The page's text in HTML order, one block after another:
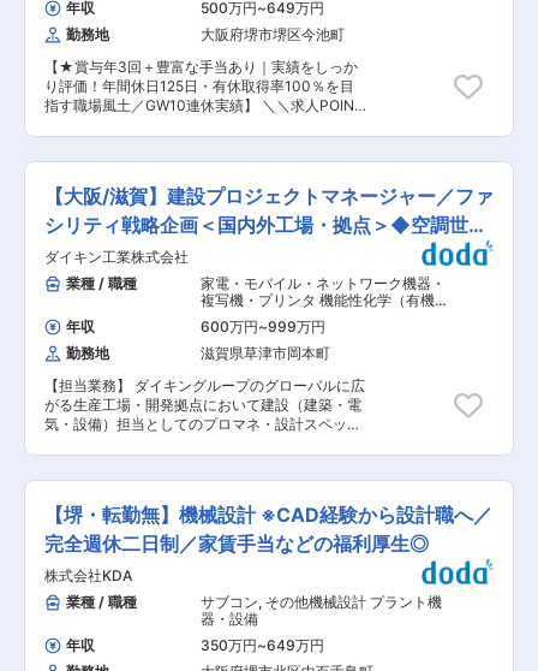
ジュールも基本は自己管理のため自分のペースで
働くことができます。 ■業界最高水準の給与体
制： 実績に応じてインセンティブ有り。 当ポジ
ションの平均年収870万！！ （1000万以上が
26%、800万以上が38%） ※昨年度実績 ■キャリ
アについて： 当ポジションでのキャリアの他、
げて、グループ会社へ異動や転籍の希望を出し、
新しい業務にチャレンジできる制度があり、 1社
囲：会社の定める業務
福祉用具の知識などを習得していただきます。 こ
れまでの営業経験や対人スキルを活かしながら、
福祉用具専門相談員としての専門性を身につけな
がら成長できる環境です。 ■募集背景： 利用者
の増加に伴い、今後も安定したサービス提供体制
を維持・強化していくため、新たに営業スタッフ
を募集します。 ■組織構成： ・営業部 現在は営
す。 部署間の連携も取りやすく、相談しやすい雰
囲気の職場です。 ■魅力： ・地域の高齢者の生
活を支える社会貢献性の高い仕事です。 ・利用者
やご家族から直接感謝の言葉をいただける仕事で
す。 ・頑張りが給与や評価に反映されます。 ・
長期的に安定した需要のある介護業界で活躍でき
を」がミッションであり、質の高い福祉用具のレ
ンタル・販売及び住宅改修サービスを提供してい
ます。 ◎経験豊富な専門スタッフ 長年の経験を持
つ福祉用具専門相談員が、お客様一人ひとりの生
活状況やニーズに合わせた個別の提案を行いま
す。 ◎幅広いサービス範囲 介護保険適応商品から
改修サービスを一貫して提供し、お客様の様々な
要望にお応えします。 ◎地域社会への貢献 地域の
高品質なサービスを提供し、安心してご利用いた
だけるサポート体制を整えています。 変更の範
囲：会社の定める業務
年収 500万円~649万円
勤務地
大阪府堺市堺区今池町
【★賞与年3回＋豊富な手当あり｜実績をしっか
り評価！年間休日125日・有休取得率100％を目
指す職場風土／GW10連休実績】 ＼＼求人POINT
制！ ◎地域に50年根差す建設会社｜安定したキャ
リア形成が可能 ■当社について 戸建てから低層
マンション、介護施設・民泊・倉庫などの非住宅
まで幅広く手掛ける成長企業 ■仕事内容： 注文
住宅自社ブランド「HOUSECODE（ハウスコー
ド）」の拡大に伴い、営業スタッフの増員募集を
行っています！ お客様へのヒアリングから提案、
契約、社内連携までを担当いただきます。 設計や
積算、施工などの専門部門と連携しながら、営業
としての価値を発揮できる環境を用意していま
す。 ■業務の進行イメージ： （1）お問い合わせ
対応・ヒアリング （2）設計担当と連携してご提
案（コンセプト設計含む） （3）見積作成（積算
担当が対応） （4）受注後、設計・施工・経理な
どと社内調整 （5）着工〜お引渡し（現場管理は
施工部門が担当） ■当社の強みと営業スタイル：
部門が専門性を活かして連携！ →各部門が連携
し、プランニングから完成までを一貫してサポー
トすることが可能になり、お客様に求められる質
の高いご提案を実現！ →当社なら営業が「アフタ
ーフォローに追われて時間がない…」等といった
状況に陥ることもなく、本質的な提案業務に集中
できて、ワークライフバランスの実現が可能で
す！ ■働きやすさの秘訣： 「全員の顔が見える
会社だからこそ、社員の声に耳を傾け、取り入れ
【大阪/滋賀】建設プロジェクトマネージャー／ファ
シリティ戦略企画＜国内外工場・拠点＞◆空調世界
トップ
ダイキン工業株式会社
業種 / 職種
家電・モバイル・ネットワーク機器・
複写機・プリンタ 機能性化学（有機・
高分子）
建築施工管理（RC造・S造・
SRC造） プロジェクトマネジメント
（国内）
年収 600万円~999万円
勤務地
滋賀県草津市岡本町
【担当業務】 ダイキングループのグローバルに広
がる生産工場・開発拠点において建設（建築・電
気・設備）担当としてのプロマネ・設計スペック
ラル等の社会的背景も踏まえながら現地メンバー
とともに企画立案を行う業務です。 また国内既存
工場において、従来設備管理概念にとらわれない
電気・設備のファシリティマネジメント業務革新
への挑戦していただきます。 【使用ツール】
CAD、BIM、Word、Excel、PowerPoint等 【ポ
ジション・立場】 若手からベテランまで平均年齢
43歳、30名のチームです。社内外における連携
が多いプロジェクト業務において、次の時代を担
うリーダとしてチーム・組織を牽引していただき
【堺・転勤無】機械設計 ※CAD経験から設計職へ／
完全週休二日制／家賃手当などの福利厚生◎
株式会社KDA
業種 / 職種
サブコン, その他機械設計 プラント機
器・設備
年収
350万円~649万円